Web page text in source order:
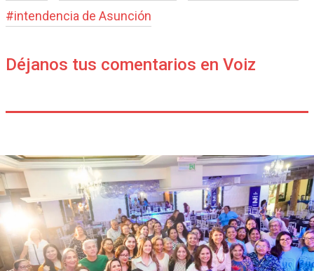
#intendencia de Asunción
Déjanos tus comentarios en Voiz